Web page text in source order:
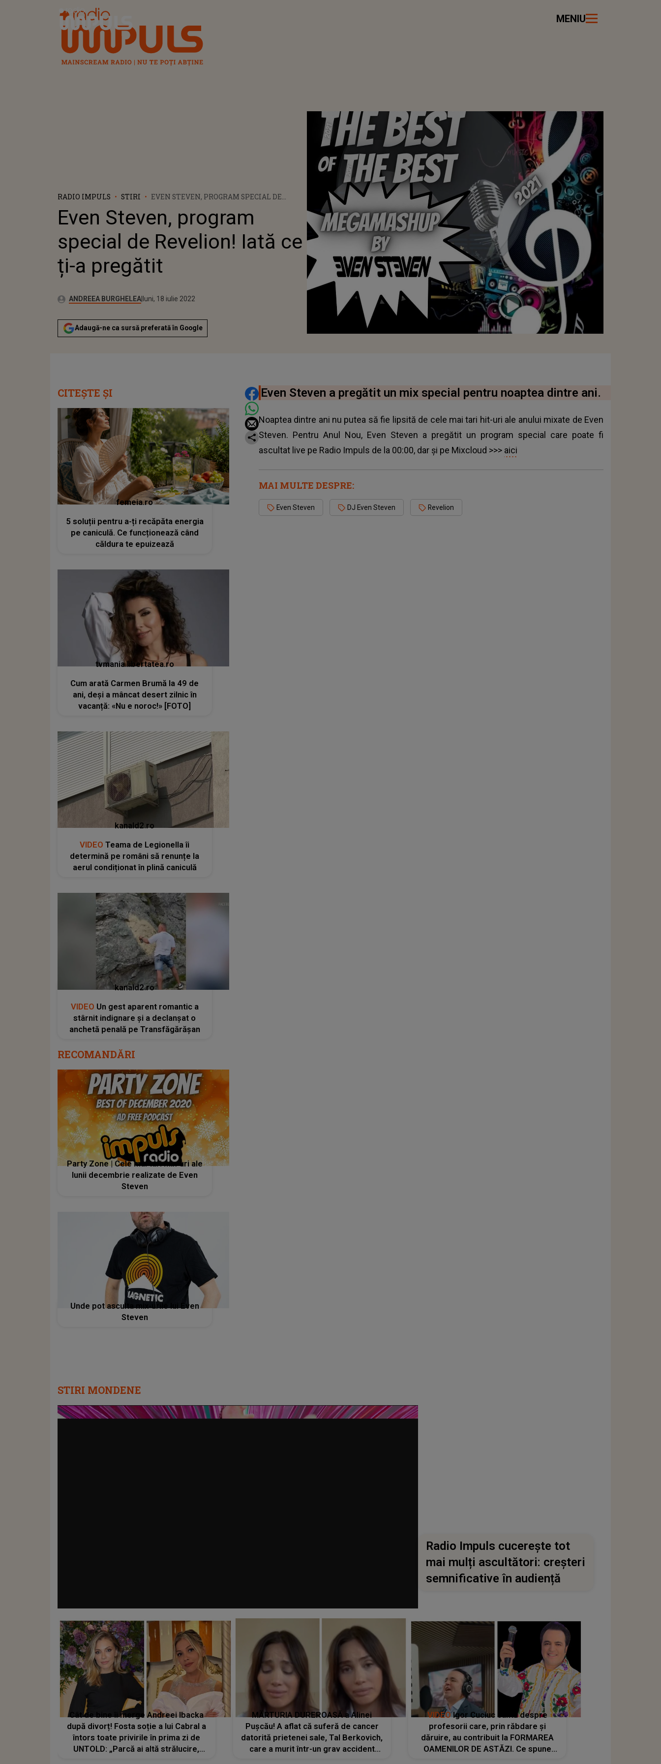
Radio Impuls MENIU
RADIO IMPULS STIRI
EVEN STEVEN, PROGRAM SPECIAL DE
Even Steven, program
special de Revelion! Iată ce
ți-a pregătit
Autor:ANDREEA BURGHELEAPublicat:
joi, 31 decembrie 2020
Actualizat:
luni, 18 iulie 2022
Adaugă-ne ca sursă preferată în Google
DISTRIBUIE ARTICOLUL
Even Steven a pregătit un mix special pentru noaptea dintre ani.
Noaptea dintre ani nu putea să fie lipsită de cele mai tari hit-uri ale anului mixate de Even
Steven. Pentru Anul Nou, Even Steven a pregătit un program special care poate fi
ascultat live pe Radio Impuls de la 00:00, dar și pe Mixcloud >>> aici
MAI MULTE DESPRE:
Even Steven DJ Even Steven Revelion
CITEȘTE ȘI
femeia.ro
5 soluții pentru a-ți recăpăta energia
pe caniculă. Ce funcționează când
căldura te epuizează
tvmania.libertatea.ro
Cum arată Carmen Brumă la 49 de
ani, deși a mâncat desert zilnic în
vacanță: «Nu e noroc!» [FOTO]
kanald2.ro
VIDEO Teama de Legionella îi
determină pe români să renunțe la
aerul condiționat în plină caniculă
kanald2.ro
VIDEO Un gest aparent romantic a
stârnit indignare și a declanșat o
anchetă penală pe Transfăgărășan
RECOMANDĂRI
Party Zone | Cele mai tari mix-uri ale
lunii decembrie realizate de Even
Steven
Unde pot asculta mix-urile lui Even
Steven
STIRI MONDENE
Radio Impuls cucerește tot
mai mulți ascultători: creșteri
semnificative în audiență
Cât de bine îi merge Andreei Ibacka
după divorț! Fosta soție a lui Cabral a
întors toate privirile în prima zi de
UNTOLD: „Parcă ai altă strălucire,
MĂRTURIA DUREROASĂ a Alinei
Pușcău! A aflat că suferă de cancer
datorită prietenei sale, Tal Berkovich,
care a murit într-un grav accident
VIDEOIgor Cuciuc cântă despre
profesorii care, prin răbdare și
dăruire, au contribuit la FORMAREA
OAMENILOR DE ASTĂZI. Ce spune